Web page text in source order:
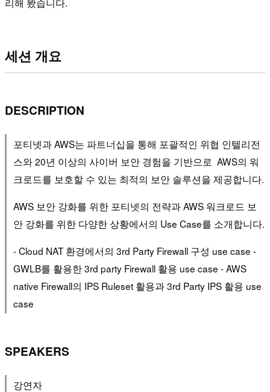
세션 개요
DESCRIPTION
포티넷과 AWS는 파트너십을 통해 포괄적인 위협 인텔리전
스와 20년 이상의 사이버 보안 경험을 기반으로 AWS의 워
크로드를 보호할 수 있는 최적의 보안 솔루션을 제공합니다.
AWS 보안 강화를 위한 포티넷의 전략과 AWS 워크로드 보
안 강화를 위한 다양한 상황에서의 Use Case를 소개합니다.
- Cloud NAT 환경에서의 3rd Party Firewall 구성 use case -
GWLB를 활용한 3rd party Firewall 활용 use case - AWS
native Firewall의 IPS Ruleset 활용과 3rd Party IPS 활용 use
case
SPEAKERS
강연자